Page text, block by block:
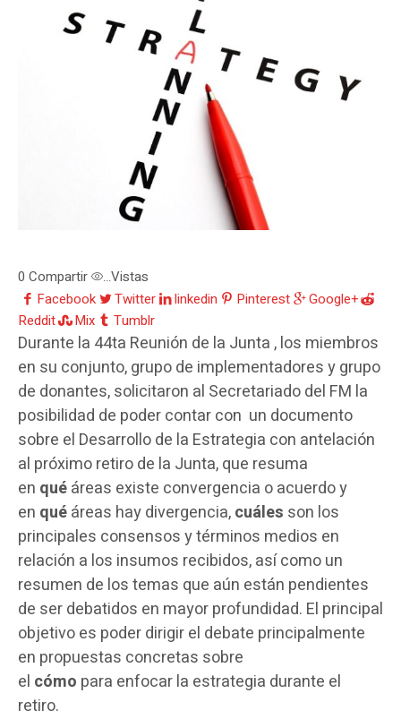
0 Compartir ...Vistas
Facebook
Twitter linkedin Pinterest
Google+
Reddit
Mix Tumblr
Durante la 44ta Reunión de la Junta , los miembros
en su conjunto, grupo de implementadores y grupo
de donantes, solicitaron al Secretariado del FM la
posibilidad de poder contar con un documento
sobre el Desarrollo de la Estrategia con antelación
al próximo retiro de la Junta, que resuma
en quéáreas existe convergencia o acuerdo y
en quéáreas hay divergencia,cuáles son los
principales consensos y términos medios en
relación a los insumos recibidos, así como un
resumen de los temas que aún están pendientes
de ser debatidos en mayor profundidad. El principal
objetivo es poder dirigir el debate principalmente
en propuestas concretas sobre
el cómo para enfocar la estrategia durante el
retiro.